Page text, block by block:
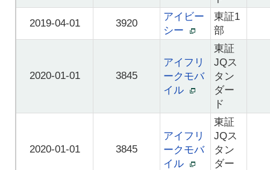
2019-04-01 3920
アイビー
シー
東証1
部
2020-01-01 3845
アイフリ
ークモバ
イル
東証
JQス
タン
ダー
ド
2020-01-01 3845
アイフリ
ークモバ
イル
東証
JQス
タン
ダー